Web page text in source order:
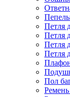
Петля
Петля
Петля
Петля
Пол
Ремень